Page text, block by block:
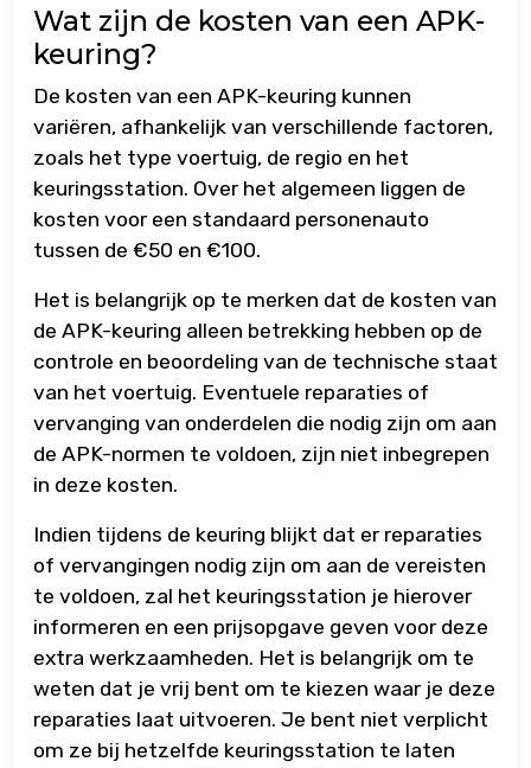
Wat zijn de kosten van een APK-
keuring?
De kosten van een APK-keuring kunnen
variëren, afhankelijk van verschillende factoren,
zoals het type voertuig, de regio en het
keuringsstation. Over het algemeen liggen de
kosten voor een standaard personenauto
tussen de €50 en €100.
Het is belangrijk op te merken dat de kosten van
de APK-keuring alleen betrekking hebben op de
controle en beoordeling van de technische staat
van het voertuig. Eventuele reparaties of
vervanging van onderdelen die nodig zijn om aan
de APK-normen te voldoen, zijn niet inbegrepen
in deze kosten.
Indien tijdens de keuring blijkt dat er reparaties
of vervangingen nodig zijn om aan de vereisten
te voldoen, zal het keuringsstation je hierover
informeren en een prijsopgave geven voor deze
extra werkzaamheden. Het is belangrijk om te
weten dat je vrij bent om te kiezen waar je deze
reparaties laat uitvoeren. Je bent niet verplicht
om ze bij hetzelfde keuringsstation te laten